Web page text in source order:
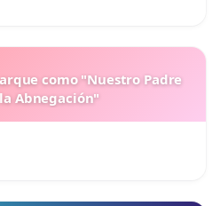
como "Nuestro Padre
la Abnegación"